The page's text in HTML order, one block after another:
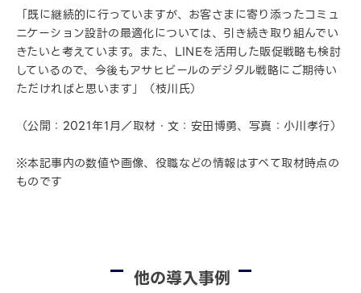
「既に継続的に行っていますが、お客さまに寄り添ったコミュ
ニケーション設計の最適化については、引き続き取り組んでい
きたいと考えています。また、LINEを活用した販促戦略も検討
しているので、今後もアサヒビールのデジタル戦略にご期待い
ただければと思います」（枝川氏）
（公開：2021年1月／取材・文：安田博勇、写真：小川孝行）
※本記事内の数値や画像、役職などの情報はすべて取材時点の
ものです
他の導入事例